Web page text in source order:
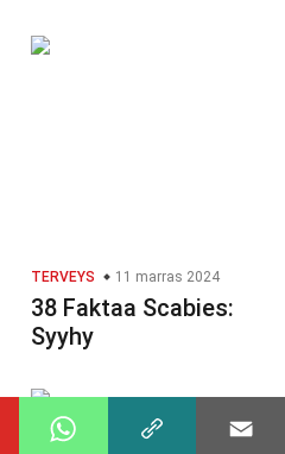
TERVEYS 11 marras 2024
38 Faktaa Scabies:
Syyhy